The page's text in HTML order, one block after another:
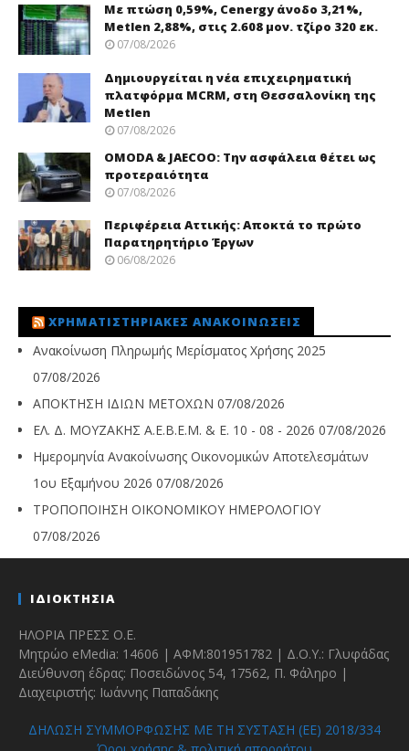
Με πτώση 0,59%, Cenergy άνοδο 3,21%,
Metlen 2,88%, στις 2.608 μον. τζίρο 320 εκ.
07/08/2026
Δημιουργείται η νέα επιχειρηματική
πλατφόρμα MCRM, στη Θεσσαλονίκη της
Metlen
07/08/2026
OMODA & JAECOO: Την ασφάλεια θέτει ως
προτεραιότητα
07/08/2026
Περιφέρεια Αττικής: Αποκτά το πρώτο
Παρατηρητήριο Έργων
06/08/2026
ΧΡΗΜΑΤΙΣΤΗΡΙΑΚΈΣ ΑΝΑΚΟΙΝΏΣΕΙΣ
Ανακοίνωση Πληρωμής Μερίσματος Χρήσης 2025
07/08/2026
ΑΠΟΚΤΗΣΗ ΙΔΙΩΝ ΜΕΤΟΧΩΝ 07/08/2026
ΕΛ. Δ. ΜΟΥΖΑΚΗΣ Α.Ε.Β.Ε.Μ. & Ε. 10 - 08 - 2026 07/08/2026
Ημερομηνία Ανακοίνωσης Οικονομικών Αποτελεσμάτων
1ου Εξαμήνου 2026 07/08/2026
ΤΡΟΠΟΠΟΙΗΣΗ ΟΙΚΟΝΟΜΙΚΟΥ ΗΜΕΡΟΛΟΓΙΟΥ
07/08/2026
ΙΔΙΟΚΤΗΣΙΑ
ΗΛΟΡΙΑ ΠΡΕΣΣ Ο.Ε.
Μητρώο eMedia: 14606 | ΑΦΜ:801951782 | Δ.Ο.Υ.: Γλυφάδας
Διεύθυνση έδρας: Ποσειδώνος 54, 17562, Π. Φάληρο |
Διαχειριστής: Ιωάννης Παπαδάκης
ΔΗΛΩΣΗ ΣΥΜΜΟΡΦΩΣΗΣ ΜΕ ΤΗ ΣΥΣΤΑΣΗ (ΕΕ) 2018/334